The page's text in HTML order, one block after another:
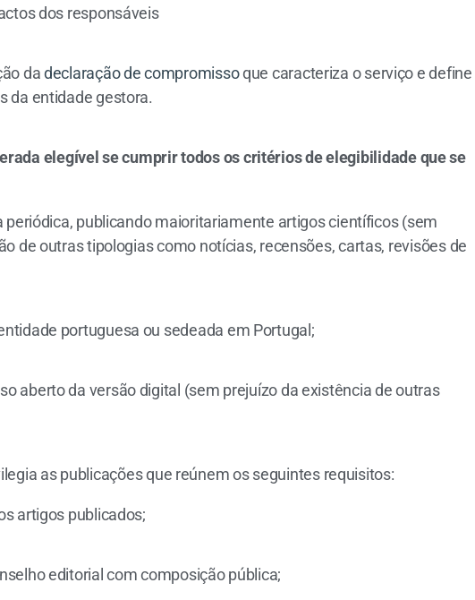
dos responsáveis
dadeclaração de compromissoque caracteriza o serviço e define
da entidade gestora.
elegível se cumprir todos os critérios de elegibilidade que se
periódica, publicando maioritariamente artigos científicos (sem
de outras tipologias como notícias, recensões, cartas, revisões de
portuguesa ou sedeada em Portugal;
aberto da versão digital (sem prejuízo da existência de outras
as publicações que reúnem os seguintes requisitos:
artigos publicados;
editorial com composição pública;